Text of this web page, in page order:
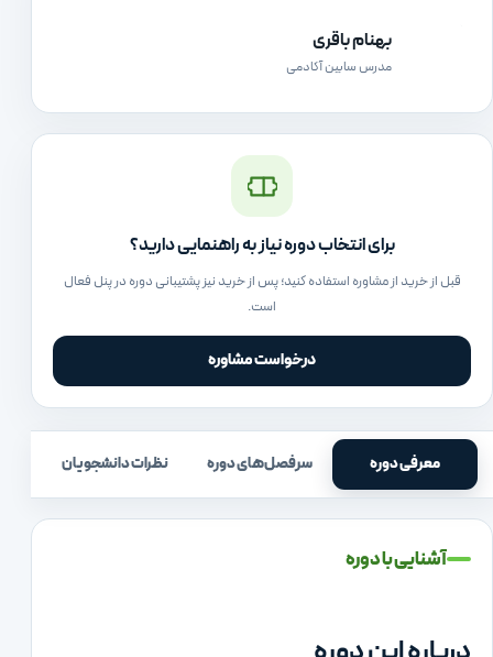
معرفی دوره سرفصل‌های دوره نظرات دانشجویان
آشنایی با دوره
بهنام باقری
مدرس سابین آکادمی
برای انتخاب دوره نیاز به راهنمایی دارید؟
قبل از خرید از مشاوره استفاده کنید؛ پس از خرید نیز پشتیبانی دوره در پنل فعال
است.
درخواست مشاوره